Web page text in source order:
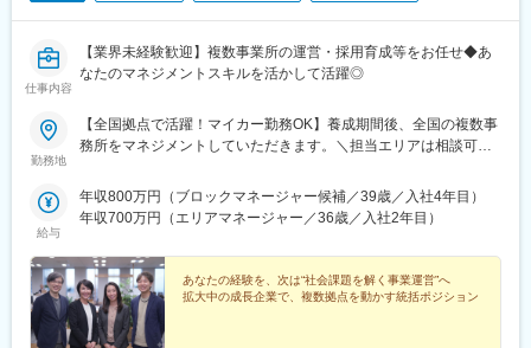
仕事内容
【業界未経験歓迎】複数事業所の運営・採用育成等をお任せ◆あ
なたのマネジメントスキルを活かして活躍◎
勤務地
【全国拠点で活躍！マイカー勤務OK】養成期間後、全国の複数事
務所をマネジメントしていただきます。＼担当エリアは相談可
《養成期間中の勤務地》現在は東京、横浜、埼玉、福岡の事業所
で行っていますが、ご希望に合わせて、お住まいのエリアで行う
気軽にご相談ください。《養成期間後の勤務地》全国47都道府県
が対象※現在お住まいの地域又はジェネラルマネージャーと相談の
上決定《配属事業部について》障害福祉事業では「重度訪問介
護」と「グループホーム」、高齢者事業では「訪問介護事業」を
展開しています。配属に関しては、適性や条件等に応じて、配属
給与
年収800万円（ブロックマネージャー候補／39歳／入社4年目）
年収700万円（エリアマネージャー／36歳／入社2年目）
あなたの経験を、次は“社会課題を解く事業運営”へ
拡大中の成長企業で、複数拠点を動かす統括ポジション